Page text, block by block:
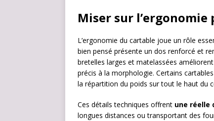
Miser sur
L’ergonomie du cartable joue un rôle
bien pensé présente un dos renforcé et
bretelles larges et matelassées
précis à la morphologie. Certains
la répartition du poids sur tout le haut du
Ces détails techniques offrent une réelle
longues distances ou transportant des